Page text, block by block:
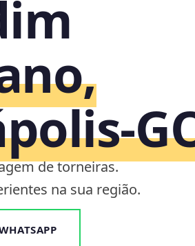
de torneiras.
na sua região.